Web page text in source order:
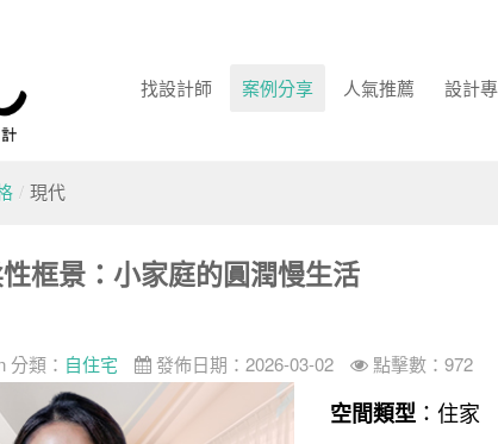
找設計師 案例分享 人氣推薦 設計
/ 現代
框景：小家庭的圓潤慢生活
分類： 自住宅 發佈日期：2026-03-02 點擊數：972
空間類型 ：住家